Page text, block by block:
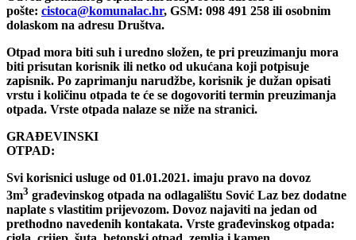
pošte: cistoca@komunalac.hr, GSM: 098 491 258 ili osobnim
dolaskom na adresu Društva.
Otpad mora biti suh i uredno složen, te pri preuzimanju mora
biti prisutan korisnik ili netko od ukućana koji potpisuje
zapisnik. Po zaprimanju narudžbe, korisnik je dužan opisati
vrstu i količinu otpada te će se dogovoriti termin preuzimanja
otpada. Vrste otpada nalaze se niže na stranici.
GRAĐEVINSKI
Svi korisnici usluge od 01.01.2021. imaju pravo na dovoz
3m3 građevinskog otpada na odlagalištu Sović Laz bez dodatne
naplate s vlastitim prijevozom. Dovoz najaviti na jedan od
prethodno navedenih kontakata. Vrste građevinskog otpada: